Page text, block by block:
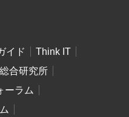
イド
Think IT
合研究所
ーラム